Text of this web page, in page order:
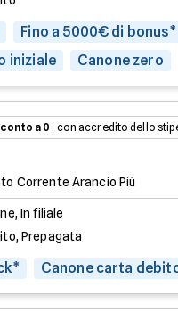
Fino a 5000€ di bonus*
iniziale
Canone zero
a 0 : con accredito dello
Corrente Arancio Più
In filiale
Prepagata
Canone carta